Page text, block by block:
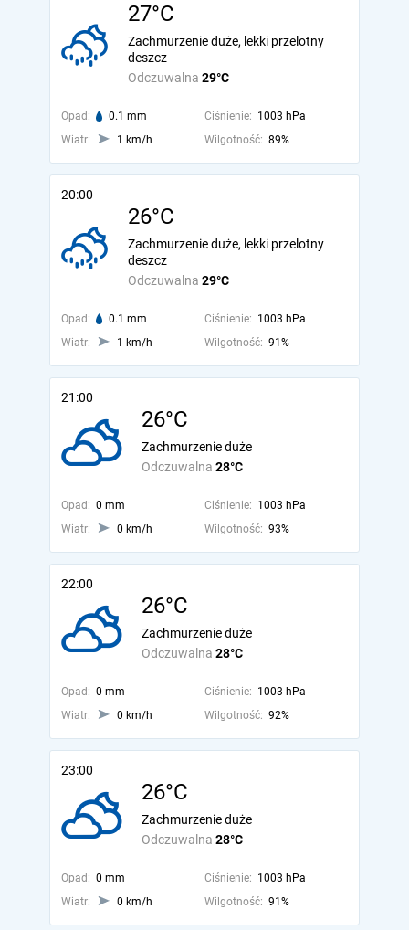
27°C
Odczuwalna 29°C
Zachmurzenie duże, lekki przelotny
deszcz
Opad: 0.1 mm Ciśnienie: 1003 hPa
Wiatr:
1 km/h Wilgotność: 89%
20:00
26°C
Odczuwalna 29°C
Zachmurzenie duże, lekki przelotny
deszcz
Opad: 0.1 mm Ciśnienie: 1003 hPa
Wiatr:
1 km/h Wilgotność: 91%
21:00
26°C
Odczuwalna 28°C
Zachmurzenie duże
Opad: 0 mm Ciśnienie: 1003 hPa
Wiatr:
0 km/h Wilgotność: 93%
22:00
26°C
Odczuwalna 28°C
Zachmurzenie duże
Opad: 0 mm Ciśnienie: 1003 hPa
Wiatr:
0 km/h Wilgotność: 92%
23:00
26°C
Odczuwalna 28°C
Zachmurzenie duże
Opad: 0 mm Ciśnienie: 1003 hPa
Wiatr:
0 km/h Wilgotność: 91%